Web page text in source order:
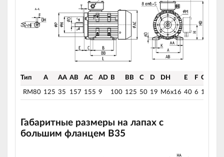
Тип A AA AB AC AD B BB C D DH E F G
RM80 125 35 157 155 9 100 125 50 19 M6x16 40 6 15,5
Габаритные размеры на лапах с
большим фланцем B35